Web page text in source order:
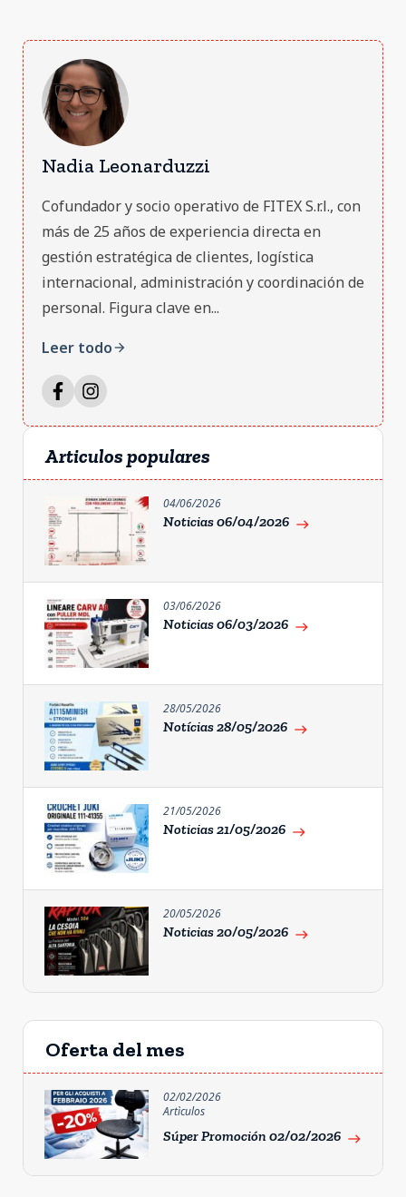
Nadia Leonarduzzi
Cofundador y socio operativo de FITEX S.r.l., con
más de 25 años de experiencia directa en
gestión estratégica de clientes, logística
internacional, administración y coordinación de
personal. Figura clave en...
Leer todoarrow_forward
Articulos populares
04/06/2026
Noticias 06/04/2026 east
03/06/2026
Noticias 06/03/2026 east
28/05/2026
Notícias 28/05/2026 east
21/05/2026
Noticias 21/05/2026 east
20/05/2026
Noticias 20/05/2026 east
Oferta del mes
02/02/2026
Artìculos
Súper Promoción 02/02/2026 east